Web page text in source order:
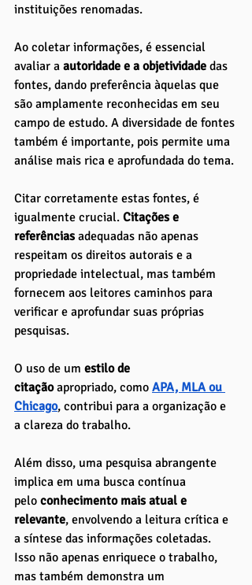
instituições renomadas.
Ao coletar informações, é essencial
avaliar a autoridade e a objetividade das
fontes, dando preferência àquelas que
são amplamente reconhecidas em seu
campo de estudo. A diversidade de fontes
também é importante, pois permite uma
análise mais rica e aprofundada do tema.
Citar corretamente estas fontes, é
igualmente crucial. Citações e
referências adequadas não apenas
respeitam os direitos autorais e a
propriedade intelectual, mas também
fornecem aos leitores caminhos para
verificar e aprofundar suas próprias
pesquisas.
O uso de um estilo de
citação apropriado, como APA, MLA ou
Chicago, contribui para a organização e
a clareza do trabalho.
Além disso, uma pesquisa abrangente
implica em uma busca contínua
pelo conhecimento mais atual e
relevante, envolvendo a leitura crítica e
a síntese das informações coletadas.
Isso não apenas enriquece o trabalho,
mas também demonstra um